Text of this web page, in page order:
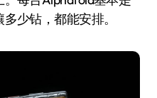
少钻，都能安排。